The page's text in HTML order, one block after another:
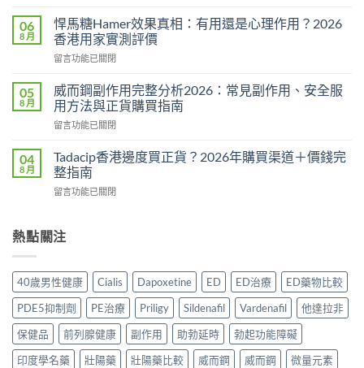
港
購
買
指
2026：
一
藥
時
解
決
與
早
問
題〉
中
利
勁
用
法
量
完
整
教
幾
時
食
正
法
一
次
講
楚〉
中
06
8 月
悍馬糖Hamer效果真相：有用還是心理作用？2026
香港用家實測評價
在
馬
糖
Hamer
效
真
相：
用
心
用？
2026
香
港
家
實
留言功能已關閉
05
8 月
威而鋼副作用完整分析2026：常見副作用、安全服
用方法與正貨購買指南
在
而
鋼
副
作
整
2026：
常
見
副
用、
安
留言功能已關閉
04
8 月
Tadacip香港邊度買正貨？2026年購買渠道＋價錢完
整指南
在
港
邊
買
正
貨？
2026
年
購
買
留言功能已關閉
熱點關注
40歲男性健康 Cialis Dapoxetine ED ED治療
ED藥物比較
PDE5抑制劑
PE治療 Priligy Sildenafil Vardenafil
他達拉非
保健品
前列腺健康 副作用 助勃延時
勃起功能障礙
印度學名藥
壯陽藥 壯陽藥比較 威而鋼 威而鋼 微量元素